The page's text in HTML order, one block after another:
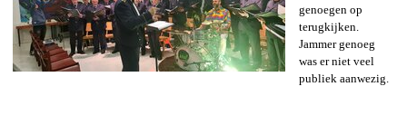
genoegen op
terugkijken.
Jammer genoeg
was er niet veel
publiek aanwezig.